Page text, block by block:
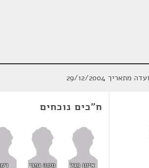
מתאריך 29/12/2004
ח"כים נוכחים
איתן כבל משה גפני